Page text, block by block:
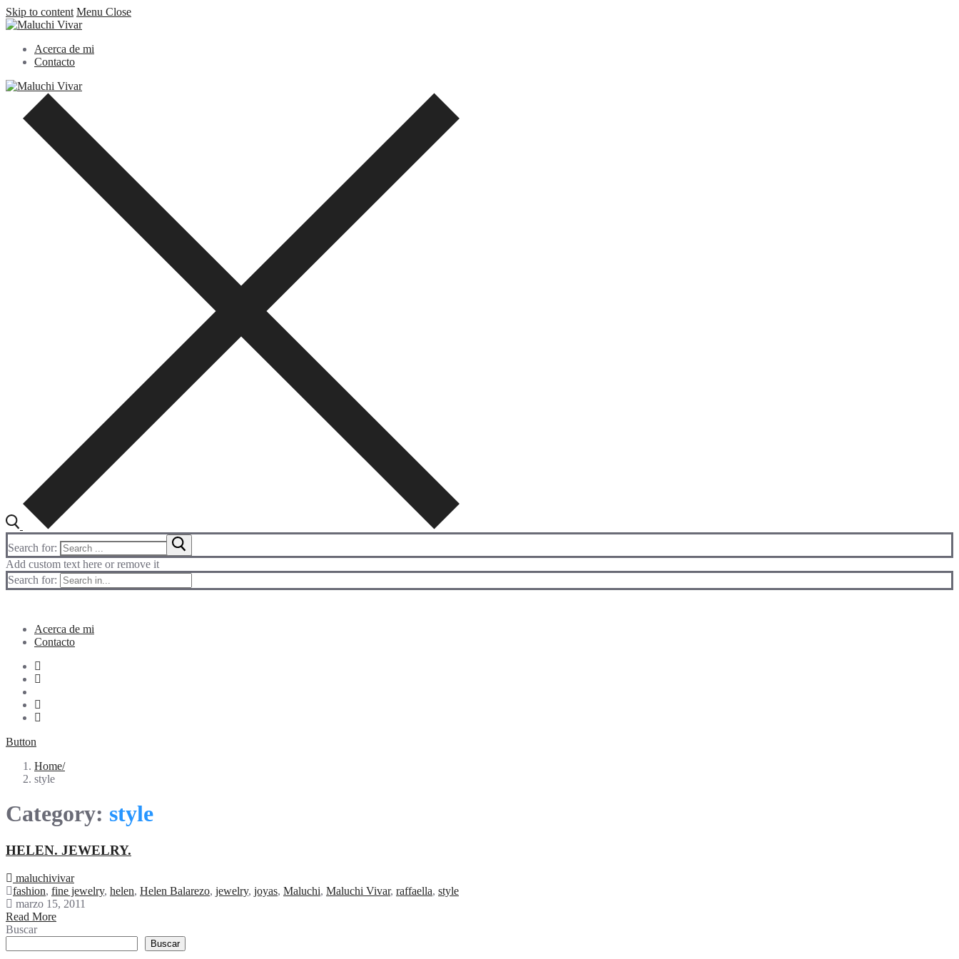
Skip to content Menu Close
Acerca de mi
Contacto
Search for:
Add custom text here or remove it
Search for:
Acerca de mi
Contacto
Button
Home
style
Category: style
HELEN. JEWELRY.
maluchivivar
fashion, fine jewelry, helen, Helen Balarezo, jewelry, joyas, Maluchi, Maluchi Vivar, raffaella, style
marzo 15, 2011
Read More
Buscar
Buscar